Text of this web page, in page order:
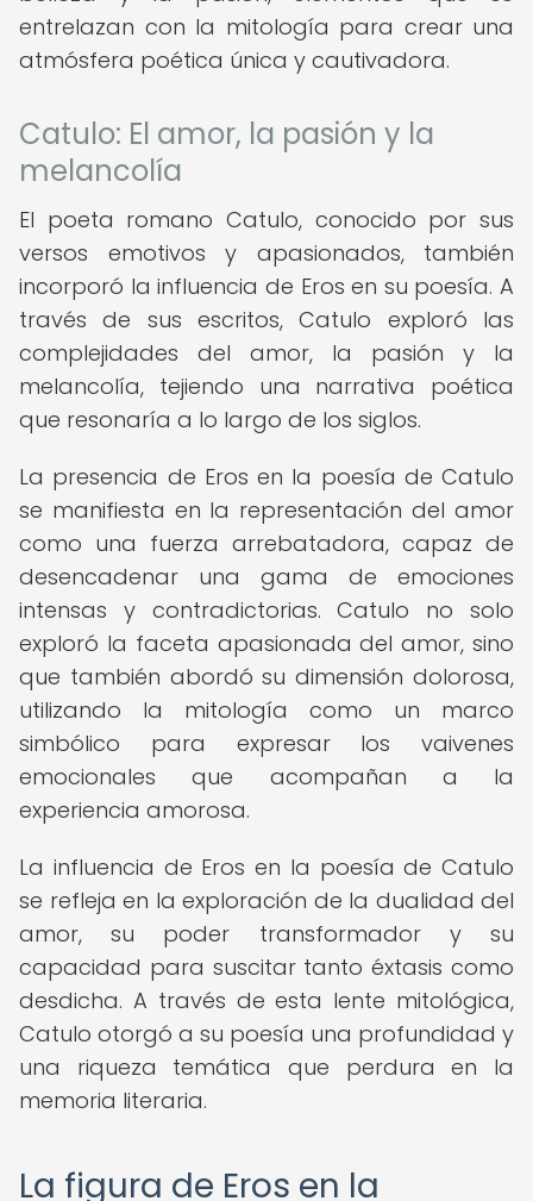
entrelazan con la mitología para crear una
atmósfera poética única y cautivadora.
Catulo: El amor, la pasión y la
melancolía
El poeta romano Catulo, conocido por sus
versos emotivos y apasionados, también
incorporó la influencia de Eros en su poesía. A
través de sus escritos, Catulo exploró las
complejidades del amor, la pasión y la
melancolía, tejiendo una narrativa poética
que resonaría a lo largo de los siglos.
La presencia de Eros en la poesía de Catulo
se manifiesta en la representación del amor
como una fuerza arrebatadora, capaz de
desencadenar una gama de emociones
intensas y contradictorias. Catulo no solo
exploró la faceta apasionada del amor, sino
que también abordó su dimensión dolorosa,
utilizando la mitología como un marco
simbólico para expresar los vaivenes
emocionales que acompañan a la
experiencia amorosa.
La influencia de Eros en la poesía de Catulo
se refleja en la exploración de la dualidad del
amor, su poder transformador y su
capacidad para suscitar tanto éxtasis como
desdicha. A través de esta lente mitológica,
Catulo otorgó a su poesía una profundidad y
una riqueza temática que perdura en la
memoria literaria.
La figura de Eros en la